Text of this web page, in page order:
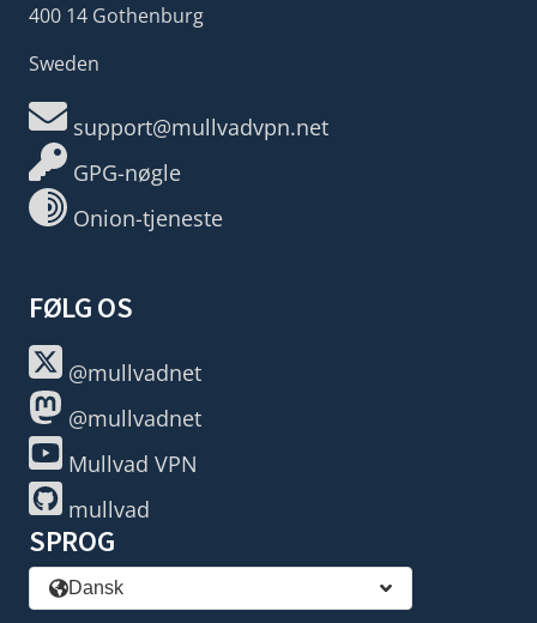
400 14 Gothenburg
Sweden
support@mullvadvpn.net
GPG-nøgle
Onion-tjeneste
FØLG OS
@mullvadnet
@mullvadnet
Mullvad VPN
mullvad
SPROG
Dansk